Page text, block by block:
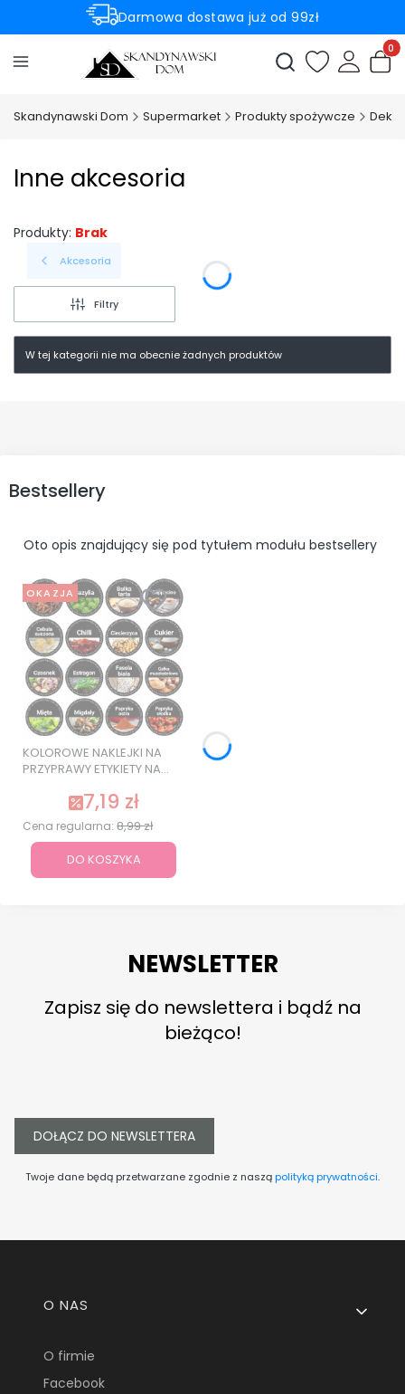
Darmowa dostawa już od 99zł
Rabaty -50% na wybrane produkty
Otwórz
Skandynawski Dom Supermarket Produkty spożywcze
Inne akcesoria
Produkty: Brak
Akcesoria
Filtry
W tej kategorii nie ma obecnie żadnych produktów
Bestsellery
Oto opis znajdujący się pod tytułem modułu bestsellery
OKAZJA
KOLOROWE NAKLEJKI NA
PRZYPRAWY ETYKIETY NA
JAKOŚĆ
7,19 zł
Cena regularna: 8,99 zł
DO KOSZYKA
NEWSLETTER
Zapisz się do newslettera i bądź na
bieżąco!
DOŁĄCZ DO NEWSLETTERA
Twoje dane będą przetwarzane zgodnie z nasząpolityką prywatności.
Linki w stopce
O NAS
O firmie
Facebook